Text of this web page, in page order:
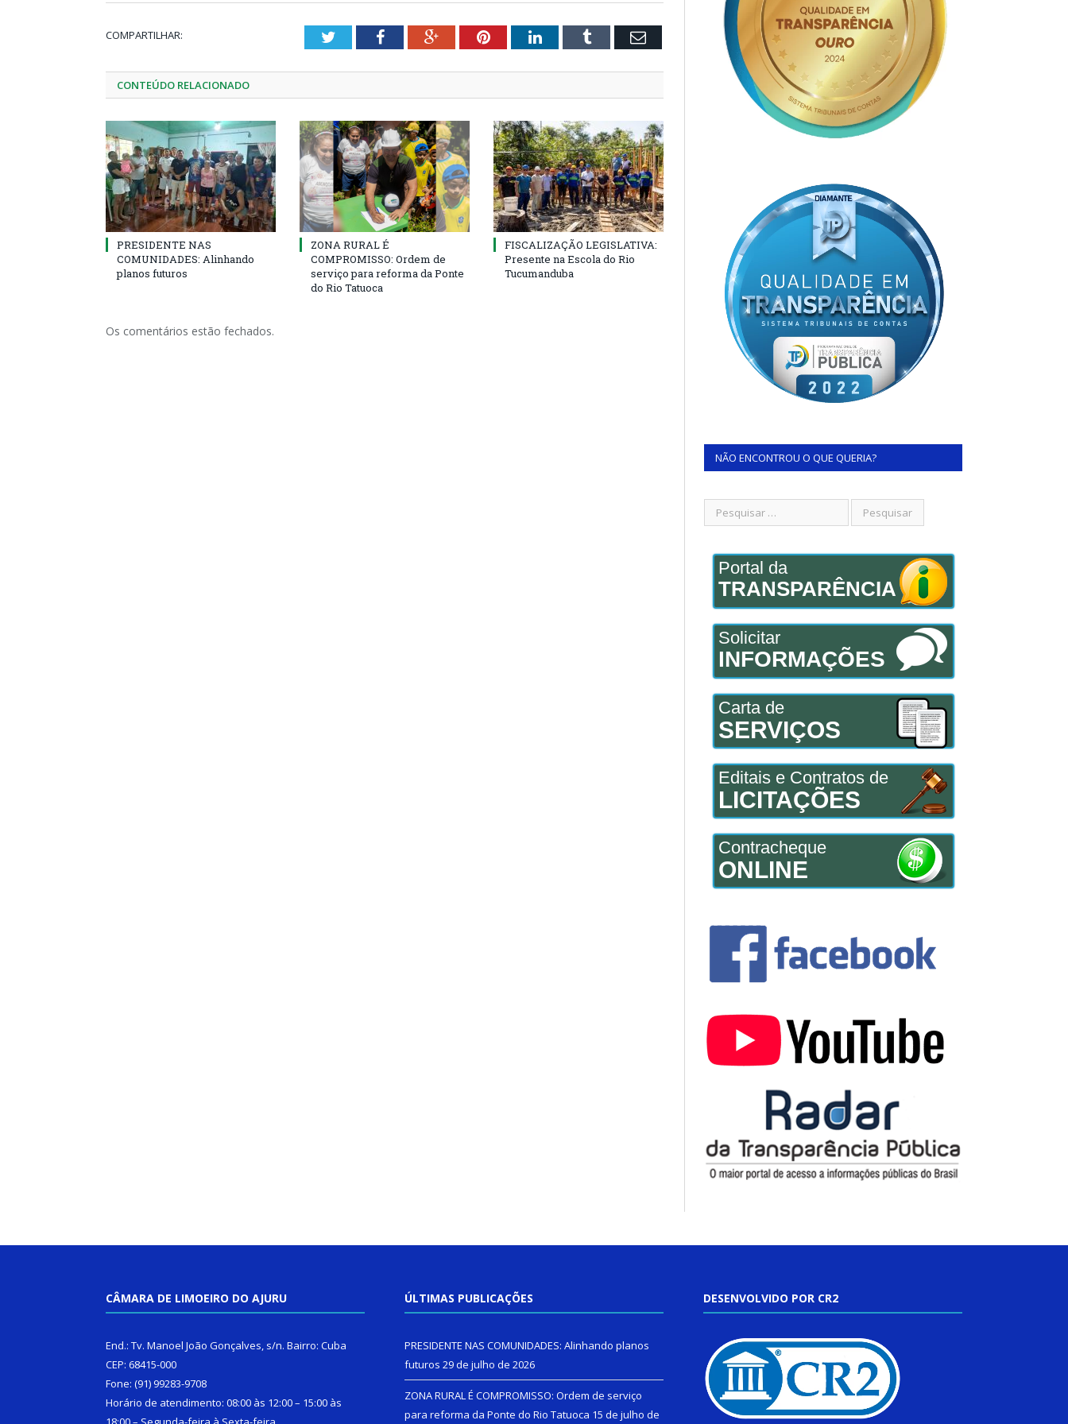
COMPARTILHAR: TwitterFacebookGoogle+PinterestLinkedInTumblr Email
CONTEÚDO RELACIONADO
PRESIDENTE NAS
COMUNIDADES: Alinhando
planos futuros
ZONA RURAL É
COMPROMISSO: Ordem de
serviço para reforma da Ponte
do Rio Tatuoca
FISCALIZAÇÃO LEGISLATIVA:
Presente na Escola do Rio
Tucumanduba
Os comentários estão fechados.
NÃO ENCONTROU O QUE QUERIA?
Portal da
TRANSPARÊNCIA
Solicitar
INFORMAÇÕES
Carta de
SERVIÇOS
Editais e Contratos de
LICITAÇÕES
Contracheque
ONLINE
CÂMARA DE LIMOEIRO DO AJURU
End.: Tv. Manoel João Gonçalves, s/n. Bairro: Cuba
CEP: 68415-000
Fone: (91) 99283-9708
Horário de atendimento: 08:00 às 12:00 – 15:00 às
ÚLTIMAS PUBLICAÇÕES
PRESIDENTE NAS COMUNIDADES: Alinhando planos
futuros 29 de julho de 2026
ZONA RURAL É COMPROMISSO: Ordem de serviço
para reforma da Ponte do Rio Tatuoca 15 de julho de
DESENVOLVIDO POR CR2